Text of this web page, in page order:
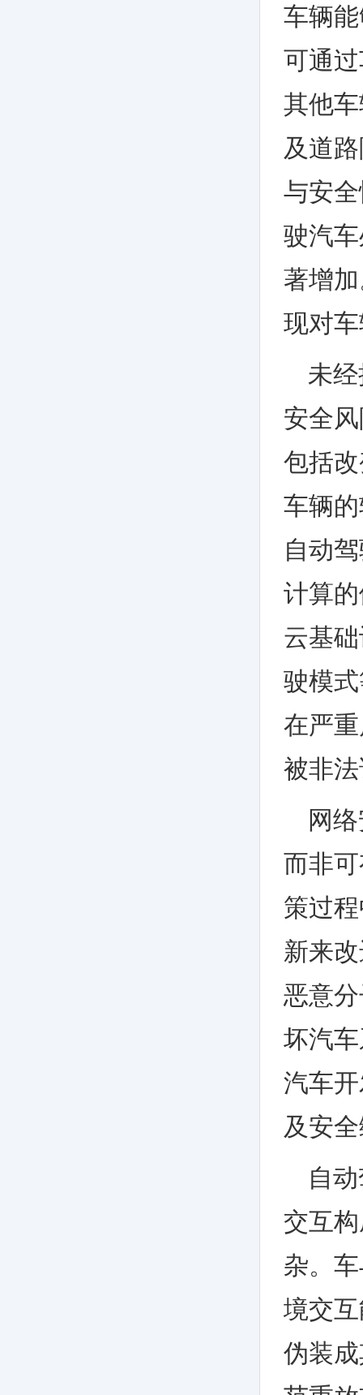
车辆
可通
其他
及道
与安
驶汽
著增
现对
未
安全
包括
车辆
自动
计算
云基
驶模
在严
被非
网
而非
策过
新来
恶意
坏汽
汽车
及安
自
交互
杂。
境交
伪装